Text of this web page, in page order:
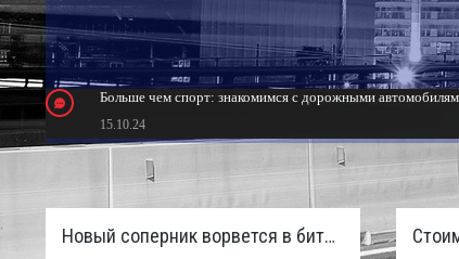
Больше чем спорт: знакомимся с дорожными
15.10.24
Тюнинг Mitsubishi Eclipse. Самый быстрый передний
Новый соперник ворвется в битву пикапов: Sinotruk S7 с дизелем и 4×4 готовят к старту в России